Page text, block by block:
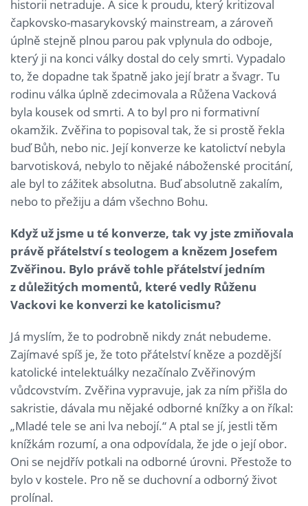
historii netraduje. A sice k proudu, který kritizoval
čapkovsko-masarykovský mainstream, a zároveň
úplně stejně plnou parou pak vplynula do odboje,
který ji na konci války dostal do cely smrti. Vypadalo
to, že dopadne tak špatně jako její bratr a švagr. Tu
rodinu válka úplně zdecimovala a Růžena Vacková
byla kousek od smrti. A to byl pro ni formativní
okamžik. Zvěřina to popisoval tak, že si prostě řekla
buď Bůh, nebo nic. Její konverze ke katolictví nebyla
barvotisková, nebylo to nějaké náboženské procitání,
ale byl to zážitek absolutna. Buď absolutně zakalím,
nebo to přežiju a dám všechno Bohu.
Když už jsme u té konverze, tak vy jste zmiňovala
právě přátelství s teologem a knězem Josefem
Zvěřinou. Bylo právě tohle přátelství jedním
z důležitých momentů, které vedly Růženu
Vackovi ke konverzi ke katolicismu?
Já myslím, že to podrobně nikdy znát nebudeme.
Zajímavé spíš je, že toto přátelství kněze a pozdější
katolické intelektuálky nezačínalo Zvěřinovým
vůdcovstvím. Zvěřina vypravuje, jak za ním přišla do
sakristie, dávala mu nějaké odborné knížky a on říkal:
„Mladé tele se ani lva nebojí.“ A ptal se jí, jestli těm
knížkám rozumí, a ona odpovídala, že jde o její obor.
Oni se nejdřív potkali na odborné úrovni. Přestože to
bylo v kostele. Pro ně se duchovní a odborný život
prolínal.